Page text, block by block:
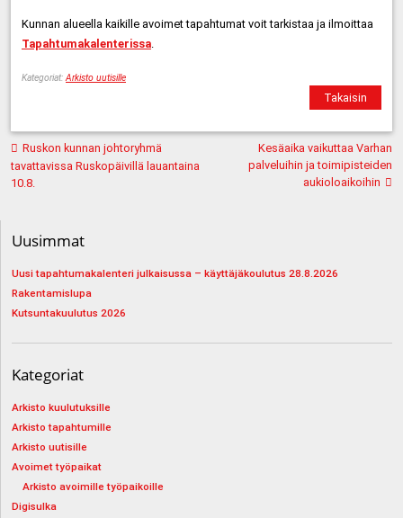
Kunnan alueella kaikille avoimet tapahtumat voit tarkistaa ja ilmoittaa
Tapahtumakalenterissa.
Kategoriat:Arkisto uutisille
Takaisin
Artikkelien
selaus
Ruskon kunnan johtoryhmä
tavattavissa Ruskopäivillä lauantaina
10.8.
Kesäaika vaikuttaa Varhan
palveluihin ja toimipisteiden
aukioloaikoihin
Uusimmat
Uusi tapahtumakalenteri julkaisussa – käyttäjäkoulutus 28.8.2026
Rakentamislupa
Kutsuntakuulutus 2026
Kategoriat
Arkisto kuulutuksille
Arkisto tapahtumille
Arkisto uutisille
Avoimet työpaikat
Arkisto avoimille työpaikoille
Digisulka